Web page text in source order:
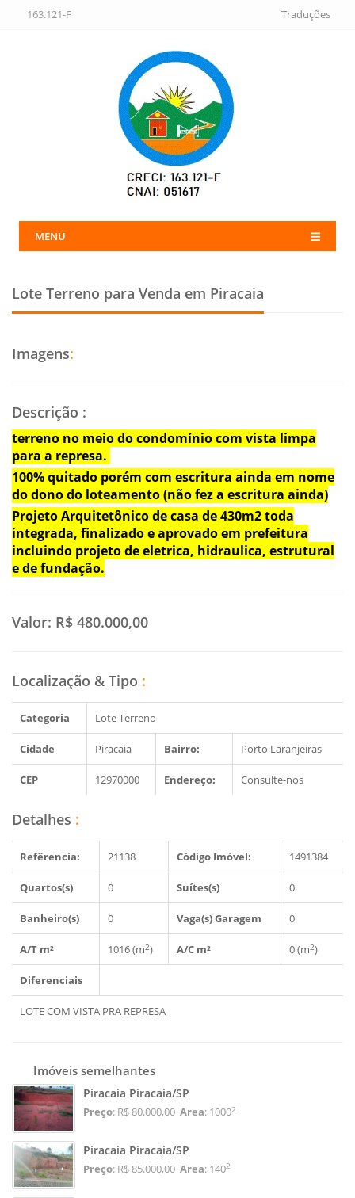
163.121-F Traduções
MENU
Lote Terreno para Venda em Piracaia
Imagens:
Descrição :
terreno no meio do condomínio com vista limpa
para a represa.
100% quitado porém com escritura ainda em nome
do dono do loteamento (não fez a escritura ainda)
Projeto Arquitetônico de casa de 430m2 toda
integrada, finalizado e aprovado em prefeitura
incluindo projeto de eletrica, hidraulica, estrutural
e de fundação.
Valor: R$ 480.000,00
Localização & Tipo :
Categoria Lote Terreno
Cidade Piracaia Bairro: Porto Laranjeiras
CEP 12970000 Endereço: Consulte-nos
Detalhes :
Refêrencia: 21138 Código Imóvel: 1491384
Quartos(s) 0 Suítes(s) 0
Banheiro(s) 0 Vaga(s) Garagem 0
A/T m² 1016 (m2) A/C m² 0 (m2)
Diferenciais
LOTE COM VISTA PRA REPRESA
Imóveis semelhantes
Piracaia Piracaia/SP
Preço: R$ 80.000,00 Area: 10002
Piracaia Piracaia/SP
Preço: R$ 85.000,00 Area: 1402